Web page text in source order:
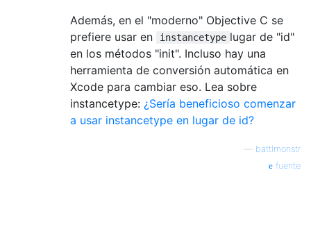
Además, en el "moderno" Objective C se
prefiere usar en
instancetype lugar de "id"
en los métodos "init". Incluso hay una
herramienta de conversión automática en
Xcode para cambiar eso. Lea sobre
instancetype: ¿Sería beneficioso comenzar
a usar instancetype en lugar de id?
battlmonstr
fuente